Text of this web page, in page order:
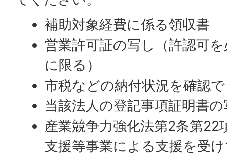
補助対象経費に係る領収書
営業許可証の写し（許認可
に限る）
市税などの納付状況を確認
当該法人の登記事項証明書
産業競争力強化法第2条第22
支援等事業による支援を受